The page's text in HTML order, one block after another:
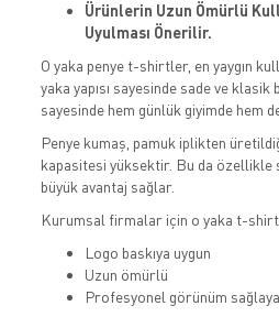
Ürünlerin Uzun Ömürlü
Uyulması Önerilir.
O yaka penye t-shirtler, en yaygın
yaka yapısı sayesinde sade ve
sayesinde hem günlük giyimde hem
Penye kumaş, pamuk iplikten
kapasitesi yüksektir. Bu da özellikle
büyük avantaj sağlar.
Kurumsal firmalar için o yaka t-
Logo baskıya uygun
Uzun ömürlü
Profesyonel görünüm